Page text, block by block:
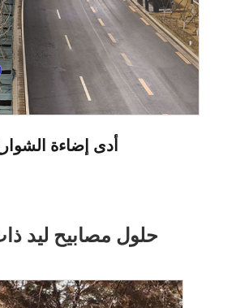
أدى إضاءة
حلول مصابيح ليد